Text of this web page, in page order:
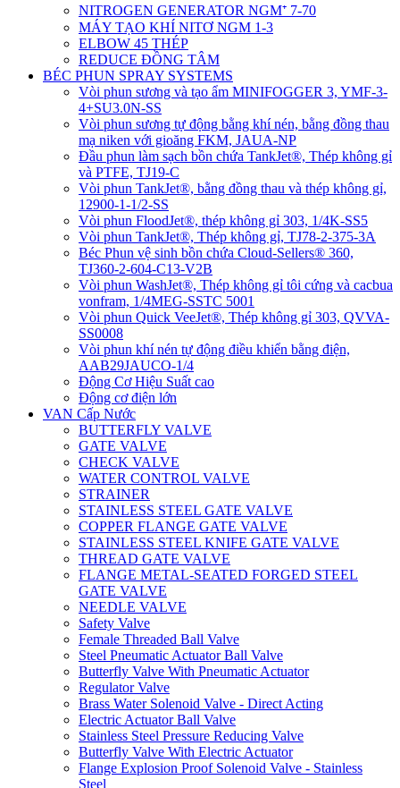
NITROGEN GENERATOR NGM⁺ 7-70
MÁY TẠO KHÍ NITƠ NGM 1-3
ELBOW 45 THÉP
REDUCE ĐỒNG TÂM
BÉC PHUN SPRAY SYSTEMS
Vòi phun sương và tạo ẩm MINIFOGGER 3, YMF-3-
4+SU3.0N-SS
Vòi phun sương tự động bằng khí nén, bằng đồng thau
mạ niken với gioăng FKM, JAUA-NP
Đầu phun làm sạch bồn chứa TankJet®, Thép không gỉ
và PTFE, TJ19-C
Vòi phun TankJet®, bằng đồng thau và thép không gỉ,
12900-1-1/2-SS
Vòi phun FloodJet®, thép không gỉ 303, 1/4K-SS5
Vòi phun TankJet®, Thép không gỉ, TJ78-2-375-3A
Béc Phun vệ sinh bồn chứa Cloud-Sellers® 360,
TJ360-2-604-C13-V2B
Vòi phun WashJet®, Thép không gỉ tôi cứng và cacbua
vonfram, 1/4MEG-SSTC 5001
Vòi phun Quick VeeJet®, Thép không gỉ 303, QVVA-
SS0008
Vòi phun khí nén tự động điều khiển bằng điện,
AAB29JAUCO-1/4
Động Cơ Hiệu Suất cao
Động cơ điện lớn
VAN Cấp Nước
BUTTERFLY VALVE
GATE VALVE
CHECK VALVE
WATER CONTROL VALVE
STRAINER
STAINLESS STEEL GATE VALVE
COPPER FLANGE GATE VALVE
STAINLESS STEEL KNIFE GATE VALVE
THREAD GATE VALVE
FLANGE METAL-SEATED FORGED STEEL
GATE VALVE
NEEDLE VALVE
Safety Valve
Female Threaded Ball Valve
Steel Pneumatic Actuator Ball Valve
Butterfly Valve With Pneumatic Actuator
Regulator Valve
Brass Water Solenoid Valve - Direct Acting
Electric Actuator Ball Valve
Stainless Steel Pressure Reducing Valve
Butterfly Valve With Electric Actuator
Flange Explosion Proof Solenoid Valve - Stainless
Steel